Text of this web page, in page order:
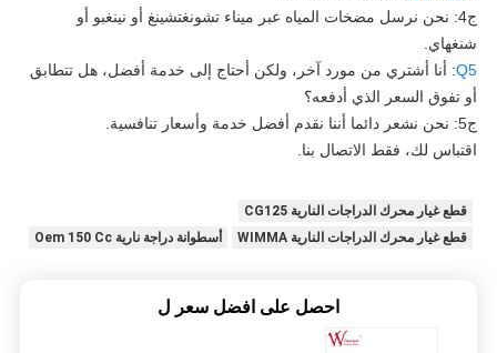
ج4: نحن نرسل مضخات المياه عبر ميناء تشونغتشينغ أو نينغبو أو
شنغهاي.
Q5: أنا أشتري من مورد آخر، ولكن أحتاج إلى خدمة أفضل، هل تتطابق
أو تفوق السعر الذي أدفعه؟
ج5: نحن نشعر دائما أننا نقدم أفضل خدمة وأسعار تنافسية.
اقتباس لك، فقط الاتصال بنا.
قطع غيار محرك الدراجات النارية CG125
قطع غيار محرك الدراجات النارية WIMMA
أسطوانة دراجة نارية Oem 150 Cc
احصل على افضل سعر ل